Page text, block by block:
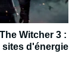
Witcher 3 :
d'énergie